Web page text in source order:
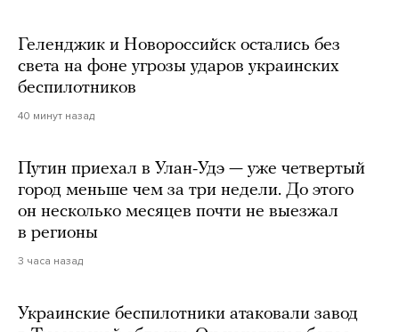
Геленджик и Новороссийск остались без
света на фоне угрозы ударов украинских
беспилотников
40 минут назад
Путин приехал в Улан-Удэ — уже четвертый
город меньше чем за три недели. До этого
он несколько месяцев почти не выезжал
в регионы
3 часа назад
Украинские беспилотники атаковали завод